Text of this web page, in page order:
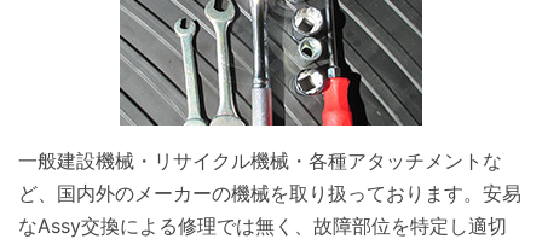
一般建設機械・リサイクル機械・各種アタッチメントな
ど、国内外のメーカーの機械を取り扱っております。安易
なAssy交換による修理では無く、故障部位を特定し適切